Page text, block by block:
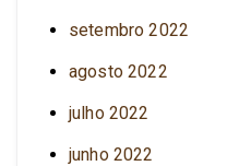
setembro 2022
agosto 2022
julho 2022
junho 2022